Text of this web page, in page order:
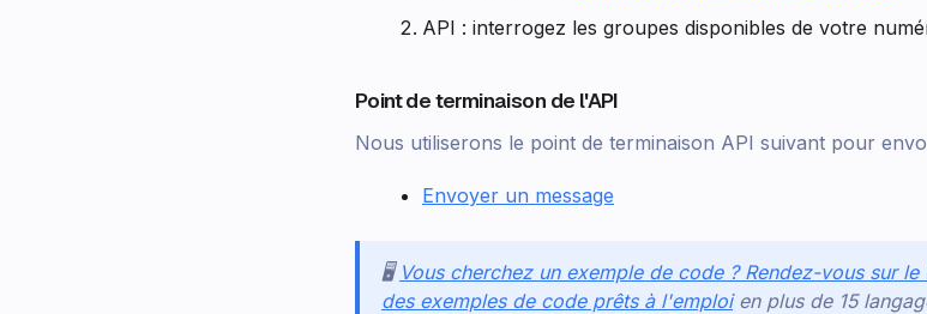
API : interrogez les groupes disponibles de votre
Point de terminaison de l'API
Nous utiliserons le point de terminaison API suivant pour
Envoyer un message
🖥️ Vous cherchez un exemple de code ? Rendez-vous sur
des exemples de code prêts à l'emploien plus de 15